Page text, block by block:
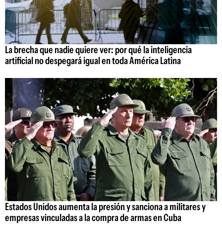
La brecha que nadie quiere ver: por qué la inteligencia
artificial no despegará igual en toda América Latina
Estados Unidos aumenta la presión y sanciona a militares y
empresas vinculadas a la compra de armas en Cuba